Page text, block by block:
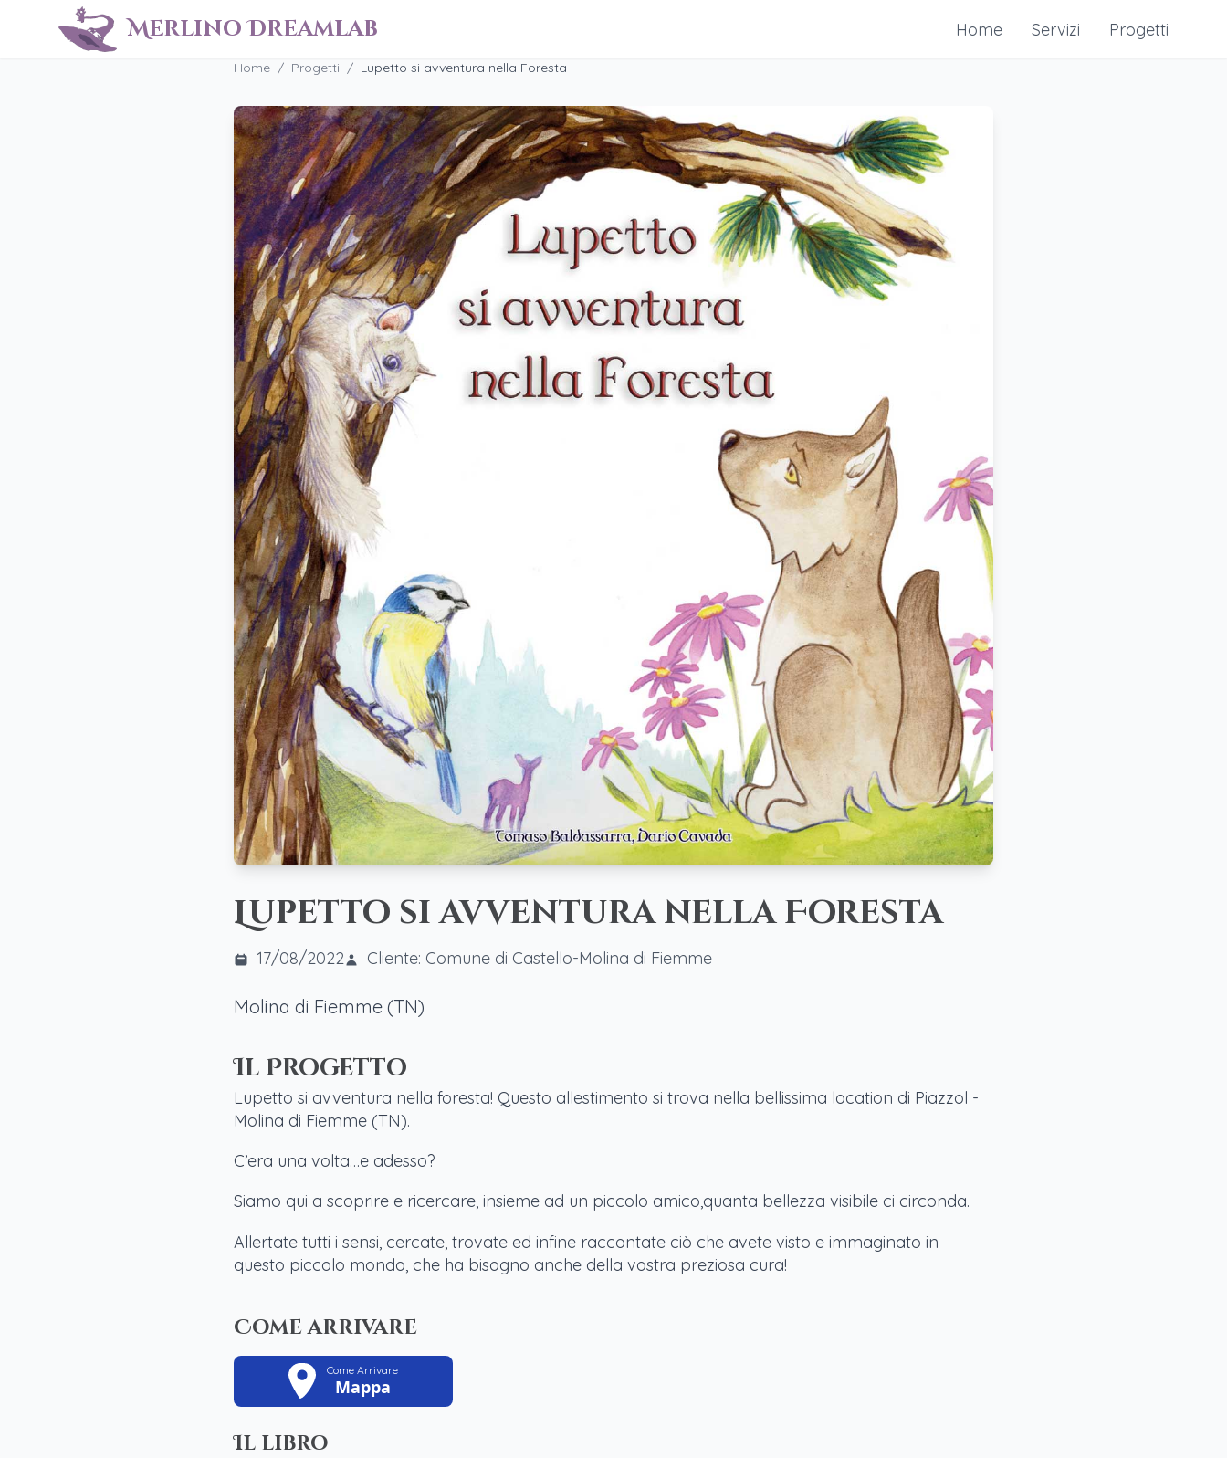
Merlino Dreamlab Home Servizi Progetti
Home / Progetti / Lupetto si avventura nella Foresta
Lupetto si avventura nella Foresta
17/08/2022 Cliente: Comune di Castello-Molina di Fiemme
Molina di Fiemme (TN)
Il Progetto
Lupetto si avventura nella foresta! Questo allestimento si trova nella bellissima location di Piazzol -
Molina di Fiemme (TN).
C’era una volta…e adesso?
Siamo qui a scoprire e ricercare, insieme ad un piccolo amico,quanta bellezza visibile ci circonda.
Allertate tutti i sensi, cercate, trovate ed infine raccontate ciò che avete visto e immaginato in
questo piccolo mondo, che ha bisogno anche della vostra preziosa cura!
Come arrivare
Come Arrivare
Mappa
Il libro